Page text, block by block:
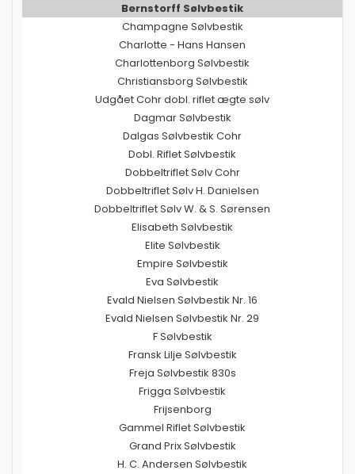
Bernstorff Sølvbestik
Champagne Sølvbestik
Charlotte - Hans Hansen
Charlottenborg Sølvbestik
Christiansborg Sølvbestik
Udgået Cohr dobl. riflet ægte sølv
Dagmar Sølvbestik
Dalgas Sølvbestik Cohr
Dobl. Riflet Sølvbestik
Dobbeltriflet Sølv Cohr
Dobbeltriflet Sølv H. Danielsen
Dobbeltriflet Sølv W. & S. Sørensen
Elisabeth Sølvbestik
Elite Sølvbestik
Empire Sølvbestik
Eva Sølvbestik
Evald Nielsen Sølvbestik Nr. 16
Evald Nielsen Sølvbestik Nr. 29
F Sølvbestik
Fransk Lilje Sølvbestik
Freja Sølvbestik 830s
Frigga Sølvbestik
Frijsenborg
Gammel Riflet Sølvbestik
Grand Prix Sølvbestik
H. C. Andersen Sølvbestik